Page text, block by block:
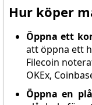
Hur köper
Öppna ett
att öppna ett
Filecoin
OKEx,
Öppna en